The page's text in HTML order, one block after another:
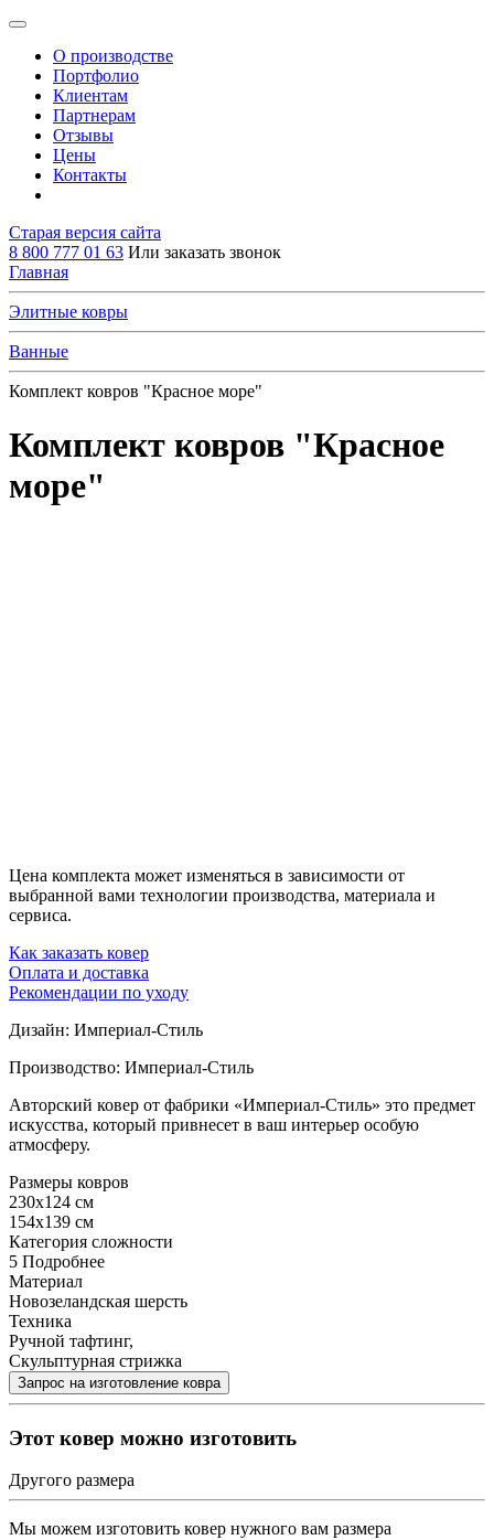
О производстве
Портфолио
Клиентам
Партнерам
Отзывы
Цены
Контакты
Старая версия сайта
8 800 777 01 63 Или заказать звонок
Главная
Элитные ковры
Ванные
Комплект ковров "Красное море"
Комплект ковров "Красное
море"
Цена комплекта может изменяться в зависимости от
выбранной вами технологии производства, материала и
сервиса.
Как заказать ковер
Оплата и доставка
Рекомендации по уходу
Дизайн: Империал-Стиль
Производство: Империал-Стиль
Авторский ковер от фабрики «Империал-Стиль» это предмет
искусства, который привнесет в ваш интерьер особую
атмосферу.
Размеры ковров
230x124 см
154x139 см
Категория сложности
5 Подробнее
Материал
Новозеландская шерсть
Техника
Ручной тафтинг,
Скульптурная стрижка
Этот ковер можно изготовить
Другого размера
Мы можем изготовить ковер нужного вам размера